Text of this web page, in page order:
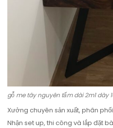
gỗ me tây nguyên tấm dài 2m1 dày
Xưởng chuyên sản xuất, phân
Nhận set up, thi công và lắp đặt